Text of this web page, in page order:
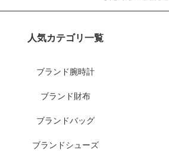
人気カテゴリ一覧
ブランド腕時計
ブランド財布
ブランドバッグ
ブランドシューズ